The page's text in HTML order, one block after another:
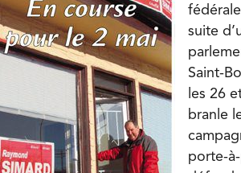
suite
Saint-
les 26
branle
porte-